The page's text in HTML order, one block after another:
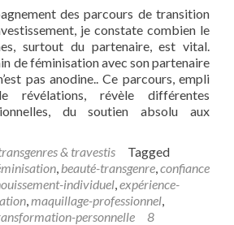
des parcours de transition
je constate combien le
surtout du partenaire, est vital.
de féminisation avec son partenaire
pas anodine.. Ce parcours, empli
révélations, révèle différentes
du soutien absolu aux
& travestis
Tagged
, beauté-transgenre,confiance
individuel,expérience-
,maquillage-professionnel,
personnelle
8